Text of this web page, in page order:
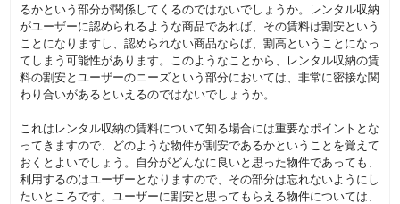
るかという部分が関係してくるのではないでしょうか。レンタル収納
がユーザーに認められるような商品であれば、その賃料は割安という
ことになりますし、認められない商品ならば、割高ということになっ
てしまう可能性があります。このようなことから、レンタル収納の賃
料の割安とユーザーのニーズという部分においては、非常に密接な関
わり合いがあるといえるのではないでしょうか。
これはレンタル収納の賃料について知る場合には重要なポイントとな
ってきますので、どのような物件が割安であるかということを覚えて
おくとよいでしょう。自分がどんなに良いと思った物件であっても、
利用するのはユーザーとなりますので、その部分は忘れないようにし
たいところです。ユーザーに割安と思ってもらえる物件については、